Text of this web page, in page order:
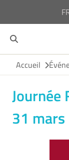
Accueil
Journée
31 mars